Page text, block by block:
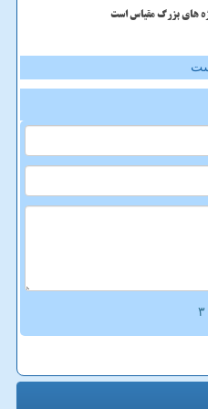
های بزرگ مقیاس است